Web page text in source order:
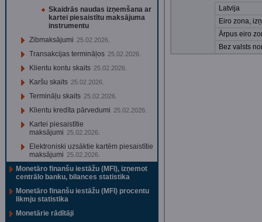
Skaidrās naudas izņemšana ar
kartei piesaistītu maksājuma
instrumentu
Zibmaksājumi 25.02.2026.
Transakcijas termināļos 25.02.2026.
Klientu kontu skaits 25.02.2026.
Karšu skaits 25.02.2026.
Termināļu skaits 25.02.2026.
Klientu kredīta pārvedumi 25.02.2026.
Kartei piesaistītie
maksājumi 25.02.2026.
Elektroniski uzsāktie kartēm piesaistītie
maksājumi 25.02.2026.
Monetāro finanšu iestāžu (MFI), izņemot
centrālo banku, bilances statistika
Monetāro finanšu iestāžu (MFI) procentu
likmju statistika
Monetārie rādītāji
Latvija
Eiro zona,
Ārpus eiro
Bez valsts